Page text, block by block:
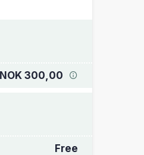
NOK 300,00
Free